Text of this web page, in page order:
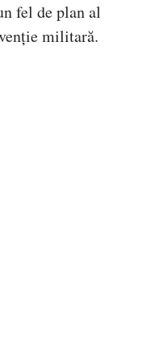
fel de plan al
militară.